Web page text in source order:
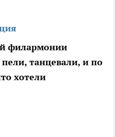
филармонии
танцевали, и по
хотели